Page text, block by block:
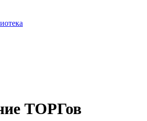
ТОРГов